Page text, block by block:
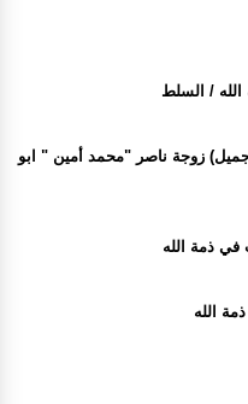
/ السلط
زوجة ناصر "محمد أمين " ابو
ذمة الله
الله